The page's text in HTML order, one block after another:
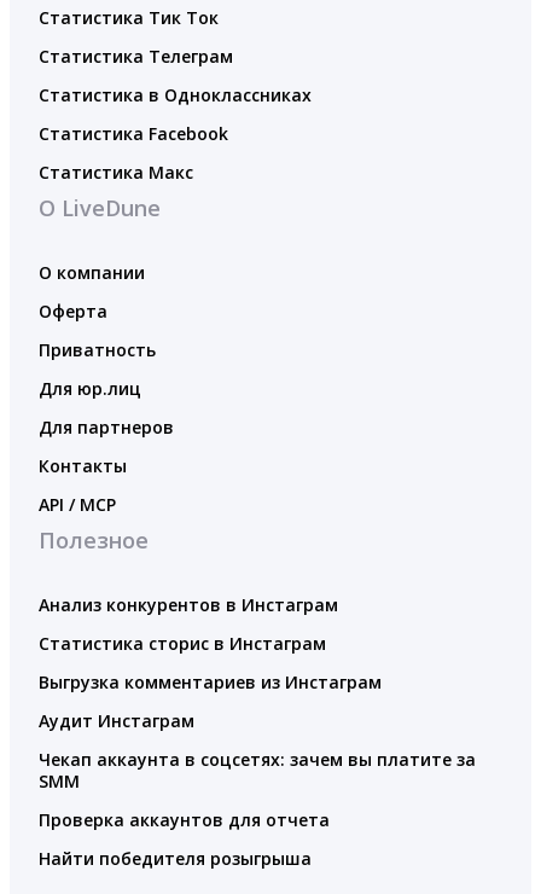
Статистика Тик Ток
Статистика Телеграм
Статистика в Одноклассниках
Статистика Facebook
Статистика Макс
О LiveDune
О компании
Оферта
Приватность
Для юр.лиц
Для партнеров
Контакты
API / MCP
Полезное
Анализ конкурентов в Инстаграм
Статистика сторис в Инстаграм
Выгрузка комментариев из Инстаграм
Аудит Инстаграм
Чекап аккаунта в соцсетях: зачем вы платите за
SMM
Проверка аккаунтов для отчета
Найти победителя розыгрыша